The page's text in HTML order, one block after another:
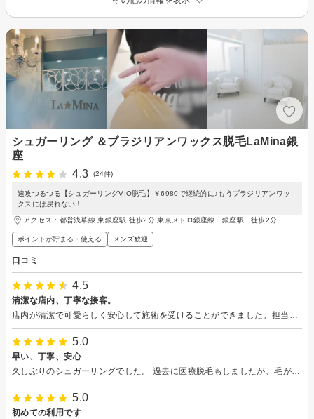
シュガーリング ＆ブラジリアンワックス脱毛LaMina銀
座
4.3
(24件)
速攻つるつる【シュガーリングVIO脱毛】￥6980で継続的に♪もうブラジリアンワッ
クスには戻れない！
アクセス：都営浅草線 東銀座駅 徒歩2分 東京メトロ銀座線 銀座駅 徒歩2分
ポイントが貯まる・使える メンズ歓迎
口コミ
4.5
清潔な店内、丁寧な接客。
店内が清潔で可愛らしく安心して施術を受けることができました。担当の方も明るく、丁寧に声掛けをして施術をしてくださったので、良かったです！
5.0
早い、丁寧、安心
久しぶりのシュガーリングでした。 過去に医療脱毛もしましたが、毛が生えてきていたのが気になり、ネットで検索して口コミも良かったので伺いました。 しっかり説明(内容に対しても料金も)の後、丁寧に素早く施術していただきました。 多少痛みはありましたが、長く続く痛みではないので、安心できます。 通いやすい料金体系なのもうれしいです。 これからもお世話になりたいです。
5.0
初めての利用です